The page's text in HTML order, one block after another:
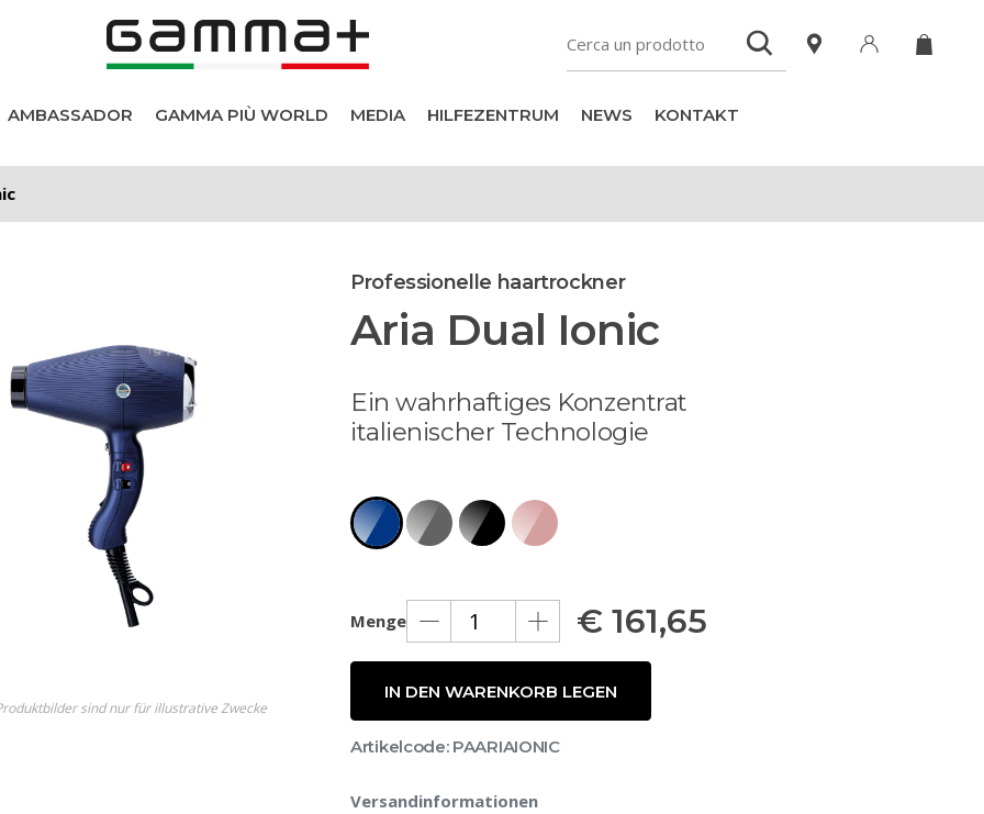
AMBASSADOR GAMMA PIÙ WORLD MEDIA HILFEZENTRUM NEWS KONTAKT
sind nur für illustrative Zwecke
Professionelle haartrockner
Aria Dual Ionic
Ein wahrhaftiges Konzentrat
italienischer Technologie
Menge € 161,65
IN DEN WARENKORB LEGEN
Artikelcode: PAARIAIONIC
Versandinformationen